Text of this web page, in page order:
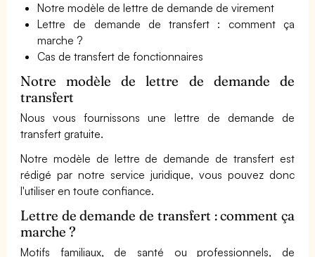
Notre modèle de lettre de demande de virement
Lettre de demande de transfert : comment ça
marche ?
Cas de transfert de fonctionnaires
Notre modèle de lettre de demande de
transfert
Nous vous fournissons une lettre de demande de
transfert gratuite.
Notre modèle de lettre de demande de transfert est
rédigé par notre service juridique, vous pouvez donc
l'utiliser en toute confiance.
Lettre de demande de transfert : comment ça
marche ?
Motifs familiaux, de santé ou professionnels, de